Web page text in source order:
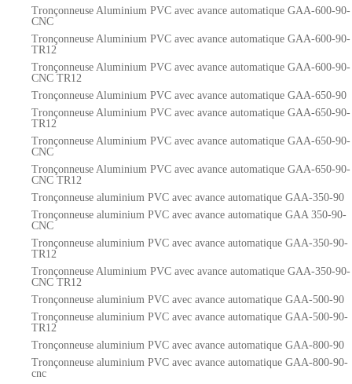
Tronçonneuse Aluminium PVC avec avance automatique GAA-600-90-
CNC
Tronçonneuse Aluminium PVC avec avance automatique GAA-600-90-
TR12
Tronçonneuse Aluminium PVC avec avance automatique GAA-600-90-
CNC TR12
Tronçonneuse Aluminium PVC avec avance automatique GAA-650-90
Tronçonneuse Aluminium PVC avec avance automatique GAA-650-90-
TR12
Tronçonneuse Aluminium PVC avec avance automatique GAA-650-90-
CNC
Tronçonneuse Aluminium PVC avec avance automatique GAA-650-90-
CNC TR12
Tronçonneuse aluminium PVC avec avance automatique GAA-350-90
Tronçonneuse aluminium PVC avec avance automatique GAA 350-90-
CNC
Tronçonneuse aluminium PVC avec avance automatique GAA-350-90-
TR12
Tronçonneuse Aluminium PVC avec avance automatique GAA-350-90-
CNC TR12
Tronçonneuse aluminium PVC avec avance automatique GAA-500-90
Tronçonneuse aluminium PVC avec avance automatique GAA-500-90-
TR12
Tronçonneuse aluminium PVC avec avance automatique GAA-800-90
Tronçonneuse aluminium PVC avec avance automatique GAA-800-90-
cnc